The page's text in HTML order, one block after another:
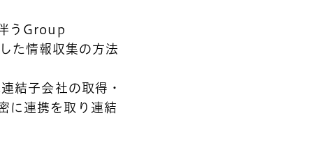
うGroup
た情報収集の方法
結子会社の取得・
に連携を取り連結